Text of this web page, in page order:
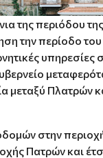
της περιόδου
την περίοδο
υπηρεσίες
μεταξύ Πλατρών
στην
Πατρών και